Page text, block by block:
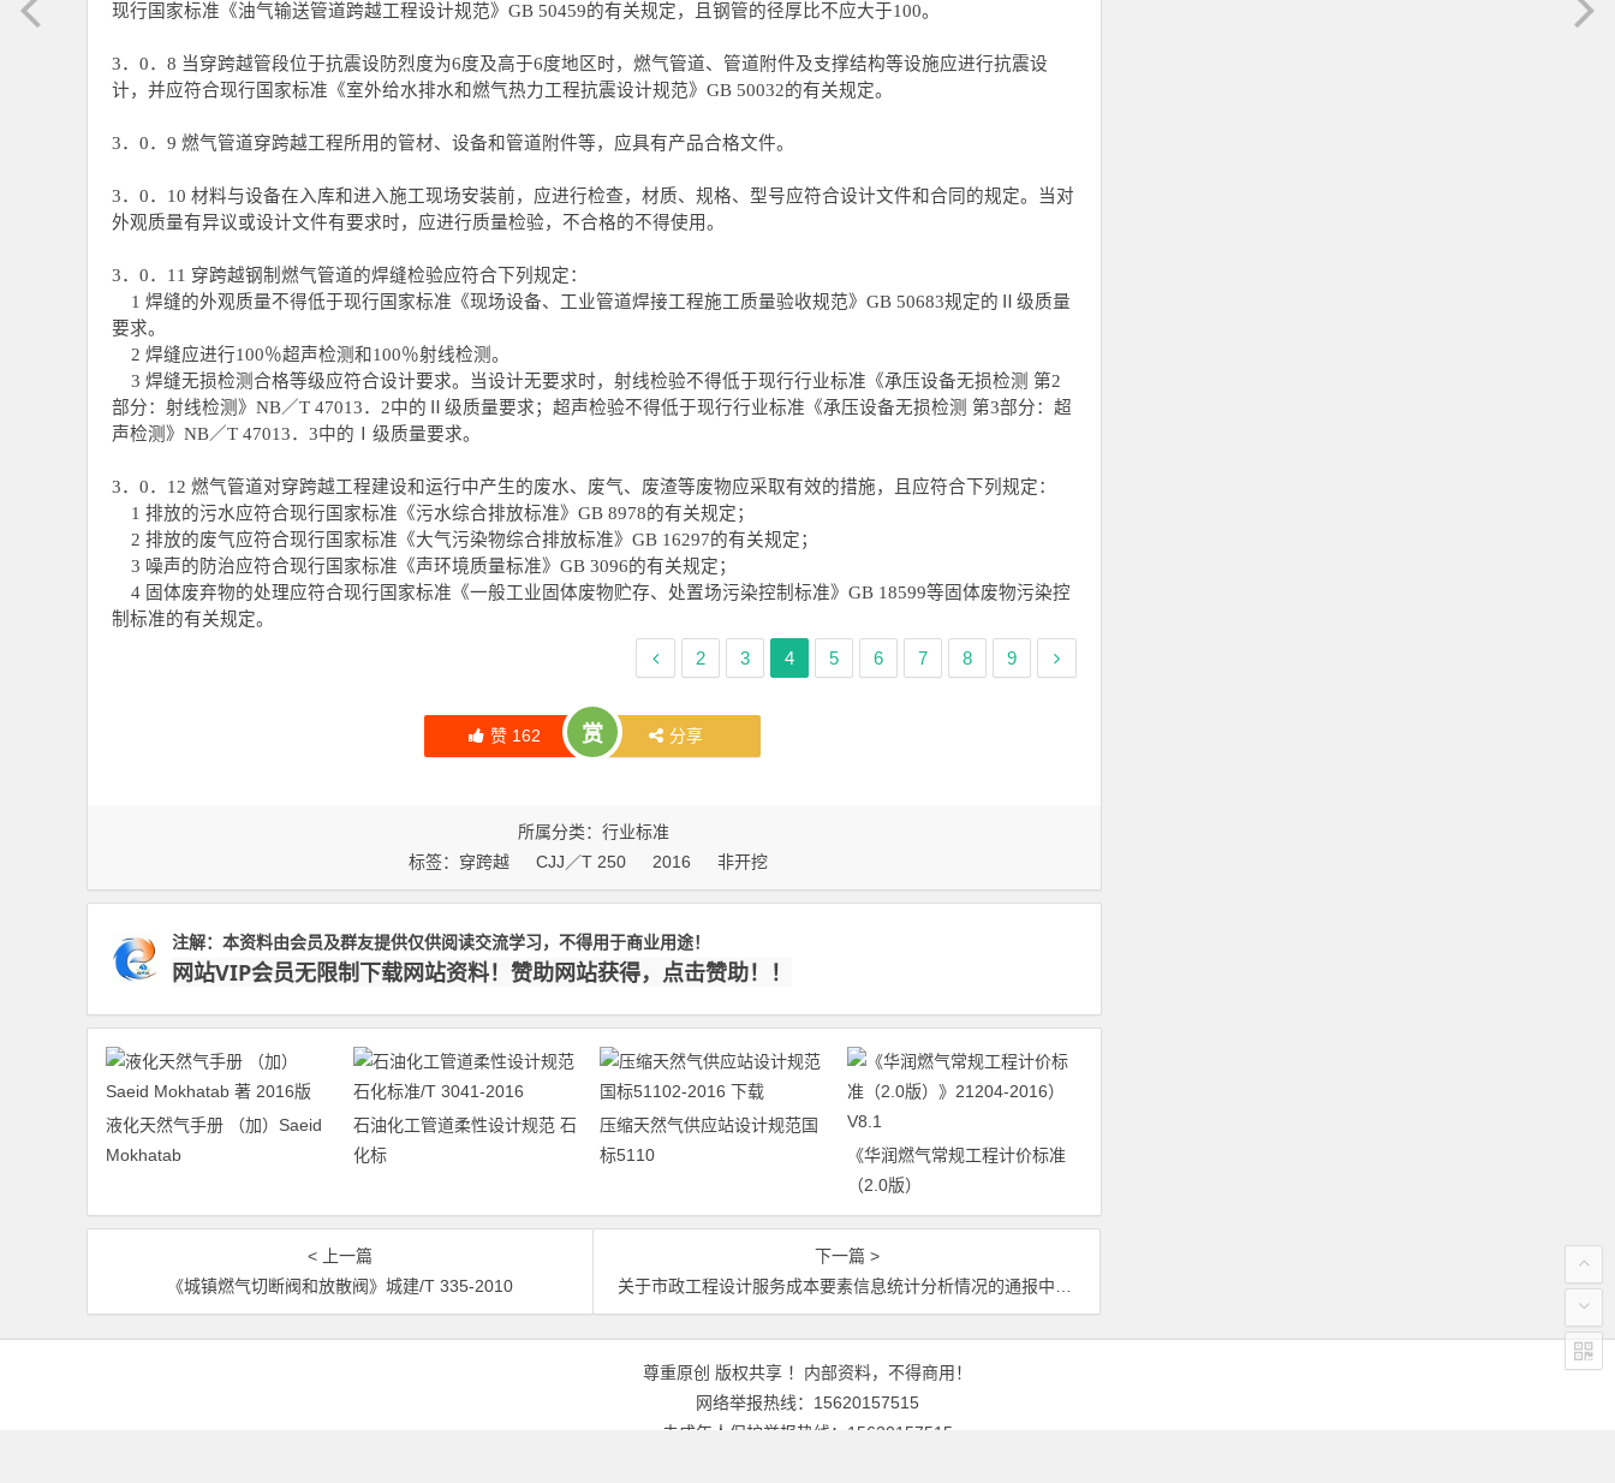
现行国家标准《油气输送管道跨越工程设计规范》GB 50459的有关规定，且钢管的径厚比不应大于100。
3．0．8 当穿跨越管段位于抗震设防烈度为6度及高于6度地区时，燃气管道、管道附件及支撑结构等设施应进行抗震设
计，并应符合现行国家标准《室外给水排水和燃气热力工程抗震设计规范》GB 50032的有关规定。
3．0．9 燃气管道穿跨越工程所用的管材、设备和管道附件等，应具有产品合格文件。
3．0．10 材料与设备在入库和进入施工现场安装前，应进行检查，材质、规格、型号应符合设计文件和合同的规定。当对
外观质量有异议或设计文件有要求时，应进行质量检验，不合格的不得使用。
3．0．11 穿跨越钢制燃气管道的焊缝检验应符合下列规定：
1 焊缝的外观质量不得低于现行国家标准《现场设备、工业管道焊接工程施工质量验收规范》GB 50683规定的Ⅱ级质量
要求。
2 焊缝应进行100％超声检测和100％射线检测。
3 焊缝无损检测合格等级应符合设计要求。当设计无要求时，射线检验不得低于现行行业标准《承压设备无损检测 第2
部分：射线检测》NB／T 47013．2中的Ⅱ级质量要求；超声检验不得低于现行行业标准《承压设备无损检测 第3部分：超
声检测》NB／T 47013．3中的Ⅰ级质量要求。
3．0．12 燃气管道对穿跨越工程建设和运行中产生的废水、废气、废渣等废物应采取有效的措施，且应符合下列规定：
1 排放的污水应符合现行国家标准《污水综合排放标准》GB 8978的有关规定；
2 排放的废气应符合现行国家标准《大气污染物综合排放标准》GB 16297的有关规定；
3 噪声的防治应符合现行国家标准《声环境质量标准》GB 3096的有关规定；
4 固体废弃物的处理应符合现行国家标准《一般工业固体废物贮存、处置场污染控制标准》GB 18599等固体废物污染控
制标准的有关规定。
2 3 4 5 6 7 8 9
赞 162 赏 分享
所属分类：行业标准
标签： 穿跨越 CJJ／T 250 2016 非开挖
注解：本资料由会员及群友提供仅供阅读交流学习，不得用于商业用途！
网站VIP会员无限制下载网站资料！赞助网站获得，点击赞助！！
液化天然气手册 （加）Saeid
Mokhatab
石油化工管道柔性设计规范 石
化标
压缩天然气供应站设计规范国
标5110
《华润燃气常规工程计价标准
（2.0版）
< 上一篇
《城镇燃气切断阀和放散阀》城建/T 335-2010
下一篇 >
关于市政工程设计服务成本要素信息统计分析情况的通报中设协字[2019] 7号
尊重原创 版权共享 ！内部资料，不得商用！
网络举报热线：15620157515
未成年人保护举报热线：15620157515